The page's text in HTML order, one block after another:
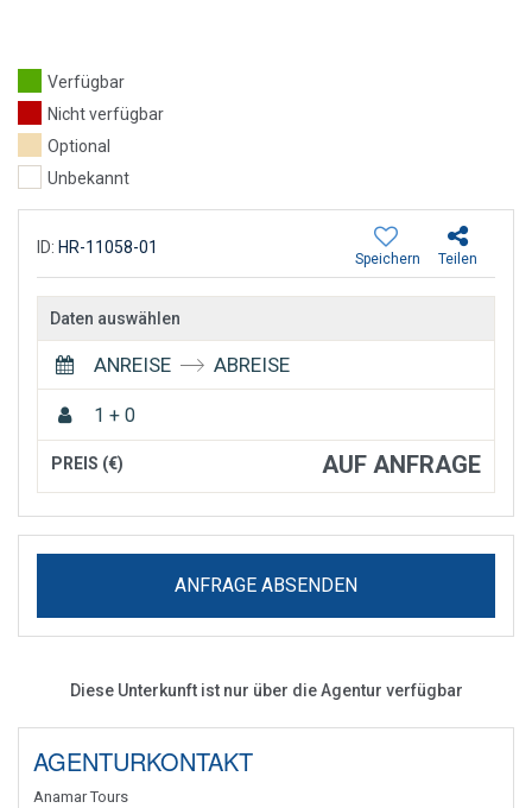
Verfügbar
Nicht verfügbar
Optional
Unbekannt
ID: HR-11058-01
Teilen
Speichern
Daten auswählen
ANREISE ABREISE
1 + 0
PREIS (€) AUF ANFRAGE
ANFRAGE ABSENDEN
Diese Unterkunft ist nur über die Agentur verfügbar
AGENTURKONTAKT
Anamar Tours